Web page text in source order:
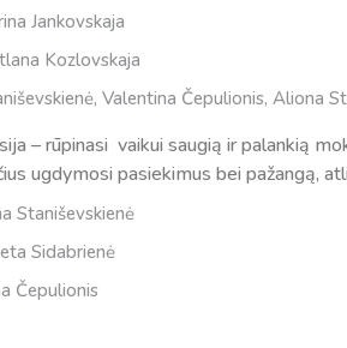
Jankovskaja
Kozlovskaja
Valentina Čepulionis, Aliona
– rūpinasi vaikui saugią ir palankią
ugdymosi pasiekimus bei pažangą,
Staniševskienė
Sidabrienė
Čepulionis